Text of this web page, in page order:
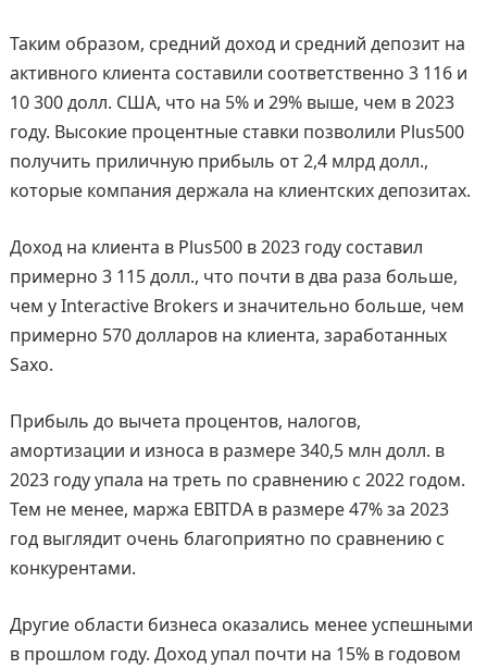
Таким образом, средний доход и средний депозит на
активного клиента составили соответственно 3 116 и
10 300 долл. США, что на 5% и 29% выше, чем в 2023
году. Высокие процентные ставки позволили Plus500
получить приличную прибыль от 2,4 млрд долл.,
которые компания держала на клиентских депозитах.
Доход на клиента в Plus500 в 2023 году составил
примерно 3 115 долл., что почти в два раза больше,
чем у Interactive Brokers и значительно больше, чем
примерно 570 долларов на клиента, заработанных
Saxo.
Прибыль до вычета процентов, налогов,
амортизации и износа в размере 340,5 млн долл. в
2023 году упала на треть по сравнению с 2022 годом.
Тем не менее, маржа EBITDA в размере 47% за 2023
год выглядит очень благоприятно по сравнению с
конкурентами.
Другие области бизнеса оказались менее успешными
в прошлом году. Доход упал почти на 15% в годовом